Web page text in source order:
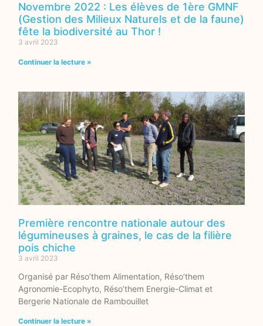
Novembre 2022 : Les élèves de 1ère GMNF
(Gestion des Milieux Naturels et de la faune)
fête la biodiversité au Thor !
3 avril 2023
Continuer la lecture »
Première rencontre nationale autour des
légumineuses à graines, le cas de la filière
pois chiche
3 avril 2023
Organisé par Réso’them Alimentation, Réso’them
Agronomie-Ecophyto, Réso’them Energie-Climat et
Bergerie Nationale de Rambouillet
Continuer la lecture »